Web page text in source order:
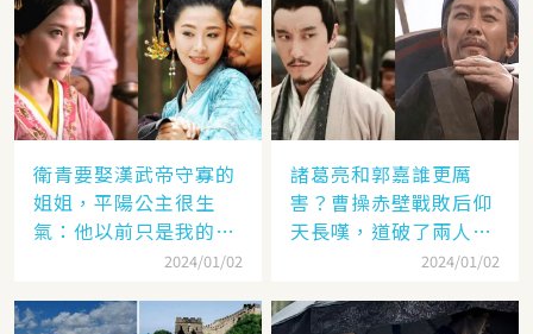
衛青要娶漢武帝守寡的
姐姐，平陽公主很生
氣：他以前只是我的奴
2024/01/02
諸葛亮和郭嘉誰更厲
害？曹操赤壁戰敗后仰
天長嘆，道破了兩人高
2024/01/02